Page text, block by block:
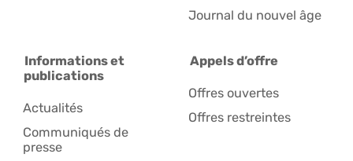
Journal du nouvel âge
Informations et
publications
Actualités
Communiqués de
presse
Appels d’offre
Offres ouvertes
Offres restreintes